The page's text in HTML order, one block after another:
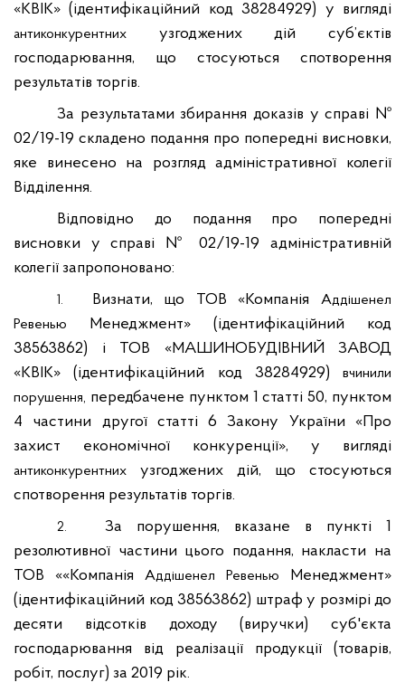
«КВІК» (ідентифікаційний код 38284929) у вигляді
антиконкурентних узгоджених дій суб’єктів
господарювання, що стосуються спотворення
результатів торгів.
За результатами збирання доказів у справі №
02/19-19 складено подання про попередні висновки,
яке винесено на розгляд адміністративної колегії
Відділення.
Відповідно до подання про попередні
висновки у справі № 02/19-19 адміністративній
колегії запропоновано:
1. Визнати, що ТОВ «КомпаніяАддішенел
Ревенью
Менеджмент» (ідентифікаційний код
38563862) і ТОВ «МАШИНОБУДІВНИЙ ЗАВОД
«КВІК» (ідентифікаційний код 38284929) вчинили
порушення, передбачене пунктом 1 статті 50, пунктом
4 частини другої статті 6 Закону України «Про
захист економічної конкуренції», у вигляді
антиконкурентних узгоджених дій, що стосуються
спотворення результатів торгів.
2.
За порушення, вказане в пункті 1
резолютивної частини цього подання, накласти на
ТОВ ««Компанія Аддішенел Ревенью
Менеджмент»
(ідентифікаційний код 38563862) штраф у розмірі до
десяти відсотків доходу (виручки) суб'єкта
господарювання від реалізації продукції (товарів,
робіт, послуг) за 2019 рік.